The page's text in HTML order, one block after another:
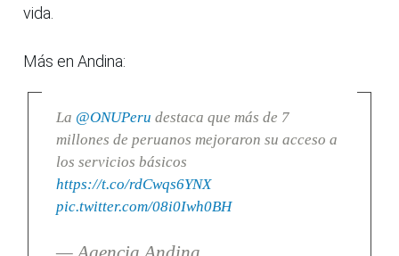
vida.
Más en Andina:
La @ONUPeru destaca que más de 7
millones de peruanos mejoraron su acceso a
los servicios básicos
https://t.co/rdCwqs6YNX
pic.twitter.com/08i0Iwh0BH